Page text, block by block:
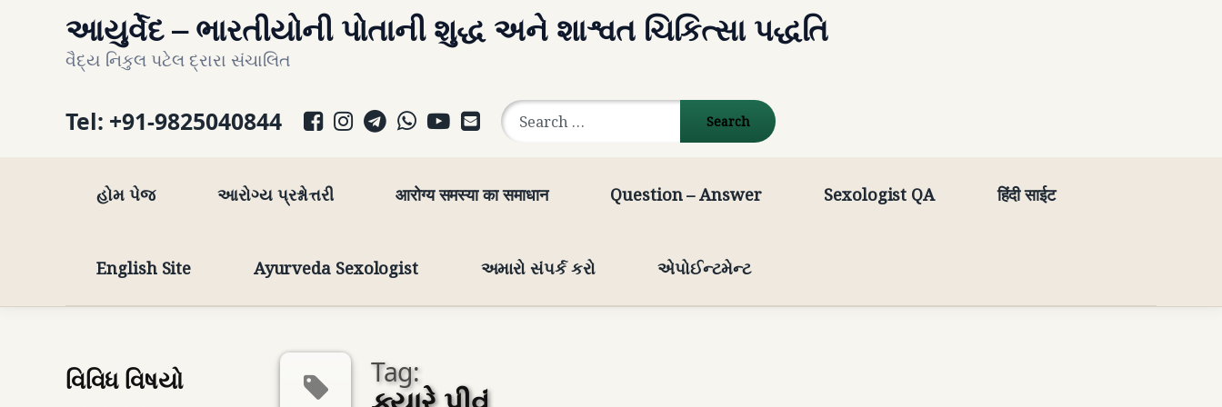
આયુર્વેદ – ભારતીયોની પોતાની શુદ્ધ અને શાશ્વત ચિકિત્સા પદ્ધતિ
વૈદ્ય નિકુલ પટેલ દ્રારા સંચાલિત
Tel: +91-9825040844 Facebook
Instagram
Telegram
WhatsApp
YouTube
E-mail
Search for:
હોમ પેજ આરોગ્ય પ્રશ્નોત્તરી आरोग्य समस्या का समाधान Question – Answer Sexologist QA हिंदी साईट
English Site Ayurveda Sexologist અમારો સંપર્ક કરો એપોઈન્ટમેન્ટ
Tag:
વિવિધ વિષયો